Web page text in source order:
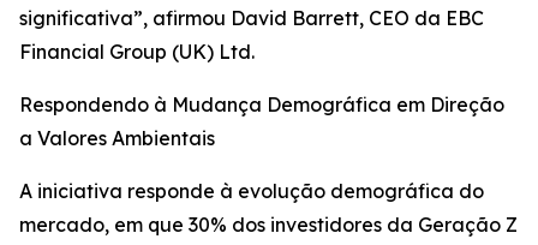
significativa”, afirmou David Barrett, CEO da EBC
Financial Group (UK) Ltd.
Respondendo à Mudança Demográfica em Direção
a Valores Ambientais
A iniciativa responde à evolução demográfica do
mercado, em que 30% dos investidores da Geração Z